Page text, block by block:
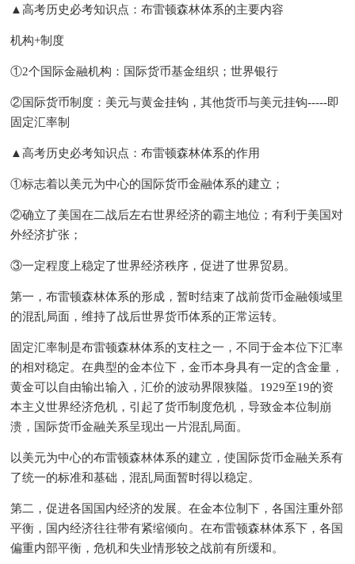
▲高考历史必考知识点：布雷顿森林体系的主要内容
机构+制度
①2个国际金融机构：国际货币基金组织；世界银行
②国际货币制度：美元与黄金挂钩，其他货币与美元挂钩-----即
固定汇率制
▲高考历史必考知识点：布雷顿森林体系的作用
①标志着以美元为中心的国际货币金融体系的建立；
②确立了美国在二战后左右世界经济的霸主地位；有利于美国对
外经济扩张；
③一定程度上稳定了世界经济秩序，促进了世界贸易。
第一，布雷顿森林体系的形成，暂时结束了战前货币金融领域里
的混乱局面，维持了战后世界货币体系的正常运转。
固定汇率制是布雷顿森林体系的支柱之一，不同于金本位下汇率
的相对稳定。在典型的金本位下，金币本身具有一定的含金量，
黄金可以自由输出输入，汇价的波动界限狭隘。1929至19的资
本主义世界经济危机，引起了货币制度危机，导致金本位制崩
溃，国际货币金融关系呈现出一片混乱局面。
以美元为中心的布雷顿森林体系的建立，使国际货币金融关系有
了统一的标准和基础，混乱局面暂时得以稳定。
第二，促进各国国内经济的发展。在金本位制下，各国注重外部
平衡，国内经济往往带有紧缩倾向。在布雷顿森林体系下，各国
偏重内部平衡，危机和失业情形较之战前有所缓和。